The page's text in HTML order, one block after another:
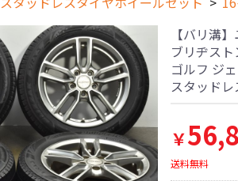
【バリ溝
ブリヂス
ゴルフ ジ
スタッド
￥
送料無料